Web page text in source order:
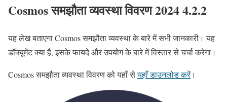
Cosmos समझौता व्यवस्था विवरण 2024 4.2.2
यह लेख बताएगा Cosmos समझौता व्यवस्था के बारे में सभी जानकारी। यह
डॉक्यूमेंट क्या है, इसके फायदे और उपयोग के बारे में विस्तार से चर्चा करेगा।
Cosmos समझौता व्यवस्था विवरण को यहाँ सेयहाँ डाउनलोड करें।